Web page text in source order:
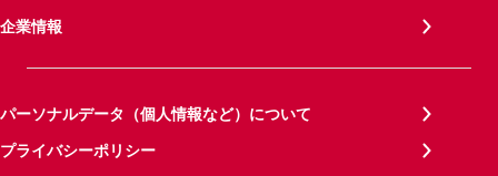
企業情報
パーソナルデータ（個人情報など）について
プライバシーポリシー